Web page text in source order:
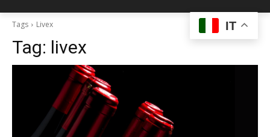
Tags Livex
Tag: livex
IT